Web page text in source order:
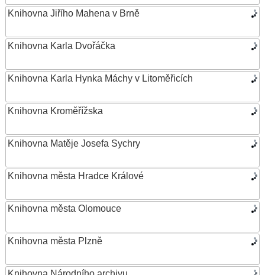
Knihovna Jiřího Mahena v Brně
Knihovna Karla Dvořáčka
Knihovna Karla Hynka Máchy v Litoměřicích
Knihovna Kroměřížska
Knihovna Matěje Josefa Sychry
Knihovna města Hradce Králové
Knihovna města Olomouce
Knihovna města Plzně